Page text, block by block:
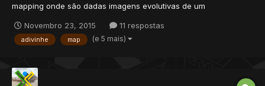
mapping onde são dadas imagens evolutivas de um
Funcionamento • Cada edição do AoM abriga um tema
específico de um mapa, uma primeira imagem é adicionada ao
Novembro 23, 2015 11 respostas
adivinhe map (e 5 mais)